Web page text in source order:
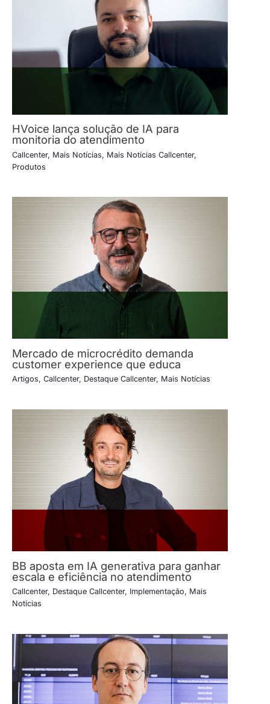
HVoice lança solução de IA para
monitoria do atendimento
Callcenter, Mais Notícias, Mais Notícias Callcenter,
Produtos
Mercado de microcrédito demanda
customer experience que educa
Artigos, Callcenter, Destaque Callcenter, Mais Notícias
BB aposta em IA generativa para ganhar
escala e eficiência no atendimento
Callcenter, Destaque Callcenter, Implementação, Mais
Notícias